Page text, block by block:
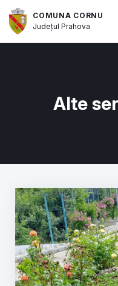
COMUNA CORNU
JudețulPrahova
Alte